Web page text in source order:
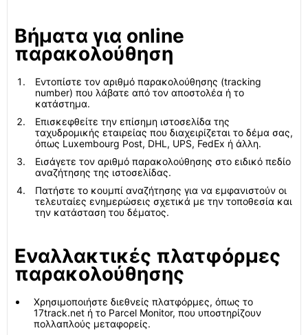
Βήματα για online
παρακολούθηση
Εντοπίστε τον αριθμό παρακολούθησης (tracking
number) που λάβατε από τον αποστολέα ή το
κατάστημα.
Επισκεφθείτε την επίσημη ιστοσελίδα της
ταχυδρομικής εταιρείας που διαχειρίζεται το δέμα σας,
όπως Luxembourg Post, DHL, UPS, FedEx ή άλλη.
Εισάγετε τον αριθμό παρακολούθησης στο ειδικό πεδίο
αναζήτησης της ιστοσελίδας.
Πατήστε το κουμπί αναζήτησης για να εμφανιστούν οι
τελευταίες ενημερώσεις σχετικά με την τοποθεσία και
την κατάσταση του δέματος.
Εναλλακτικές πλατφόρμες
παρακολούθησης
Χρησιμοποιήστε διεθνείς πλατφόρμες, όπως το
17track.net ή το Parcel Monitor, που υποστηρίζουν
πολλαπλούς μεταφορείς.